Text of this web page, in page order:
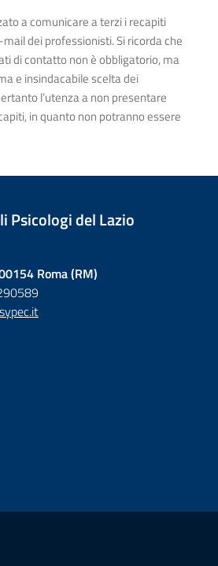
a comunicare a terzi i recapiti
dei professionisti. Si ricorda che
di contatto non è obbligatorio, ma
e insindacabile scelta dei
l’utenza a non presentare
in quanto non potranno essere
Psicologi del Lazio
Roma (RM)
tab)
- new tab)
- new tab)